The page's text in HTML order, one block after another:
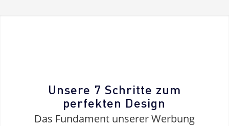
Unsere 7 Schritte zum
perfekten Design
Das Fundament unserer Werbung